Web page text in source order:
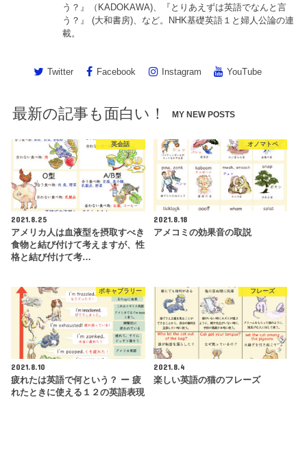
う？』（KADOKAWA)、『とりあえずは英語でなんと言
う？』 (大和書房)、など。NHK基礎英語１と婦人公論の連
載。
Twitter Facebook Instagram YouTube
最新の記事も面白い！ MY NEW POSTS
英会話
2021.8.25
アメリカ人は血液型を摂取すべき
食物と結び付けて考えますが、性
格と結び付けて考…
オノマトペ
2021.8.18
アメコミの効果音の取説
ボキャブラリー
2021.8.10
疲れたは英語で何という？ ー 疲
れたときに使える１２の英語表現
フレーズ
2021.8.4
楽しい英語の猫のフレーズ